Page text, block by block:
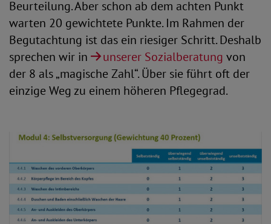
Beurteilung. Aber schon ab dem achten Punkt
warten 20 gewichtete Punkte. Im Rahmen der
Begutachtung ist das ein riesiger Schritt. Deshalb
sprechen wir in
unserer Sozialberatung von
der 8 als „magische Zahl“. Über sie führt oft der
einzige Weg zu einem höheren Pflegegrad.